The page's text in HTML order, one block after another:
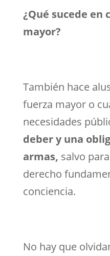
¿Qué sucede en
mayor?
También hace
fuerza mayor o
necesidades
deber y una
armas, salvo
derecho
conciencia.
No hay que